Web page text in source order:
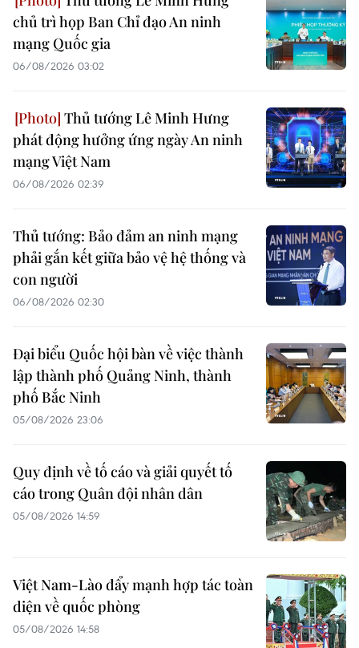
chủ trì họp Ban Chỉ đạo An ninh
mạng Quốc gia
06/08/2026 03:02
Thủ tướng Lê Minh Hưng
phát động hưởng ứng ngày An ninh
mạng Việt Nam
06/08/2026 02:39
Thủ tướng: Bảo đảm an ninh mạng
phải gắn kết giữa bảo vệ hệ thống và
con người
06/08/2026 02:30
Đại biểu Quốc hội bàn về việc thành
lập thành phố Quảng Ninh, thành
phố Bắc Ninh
05/08/2026 23:06
Quy định về tố cáo và giải quyết tố
cáo trong Quân đội nhân dân
05/08/2026 14:59
Việt Nam-Lào đẩy mạnh hợp tác toàn
diện về quốc phòng
05/08/2026 14:58